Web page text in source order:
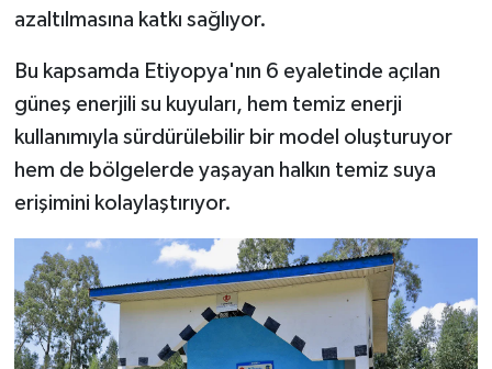
azaltılmasına katkı sağlıyor.
Bu kapsamda Etiyopya'nın 6 eyaletinde açılan
güneş enerjili su kuyuları, hem temiz enerji
kullanımıyla sürdürülebilir bir model oluşturuyor
hem de bölgelerde yaşayan halkın temiz suya
erişimini kolaylaştırıyor.
Bolu Müftülüğü
Bursa Müftülüğü
Çanakkale Müftülüğü
Çankırı Müftülüğü
Makaleler
Duyurular
Podcast
Bilim, Teknoloji